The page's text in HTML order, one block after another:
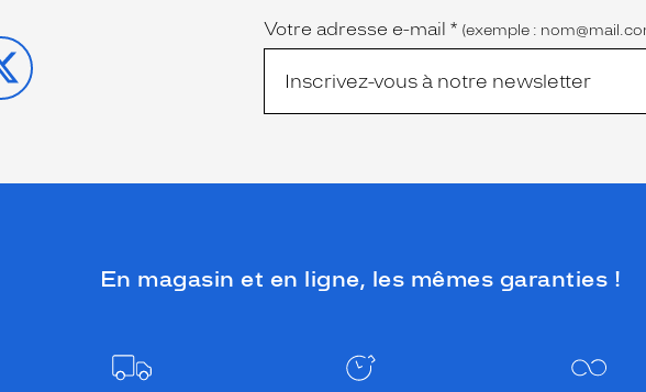
Votre adresse e-mail * (exemple :
En magasin et en ligne, les mêmes garanties !